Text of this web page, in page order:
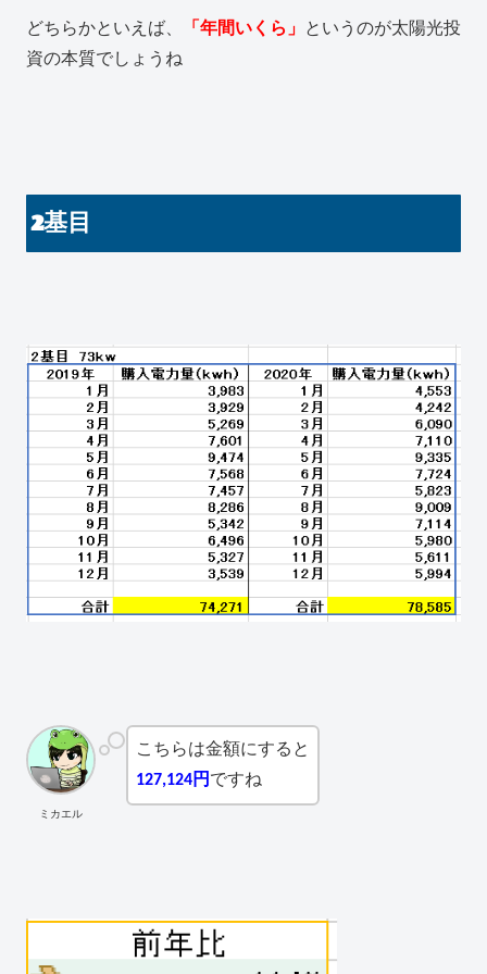
どちらかといえば、 「年間いくら」
というのが太陽光投
資の本質でしょうね
2基目
ミカエル
こちらは金額にすると
127,124円ですね